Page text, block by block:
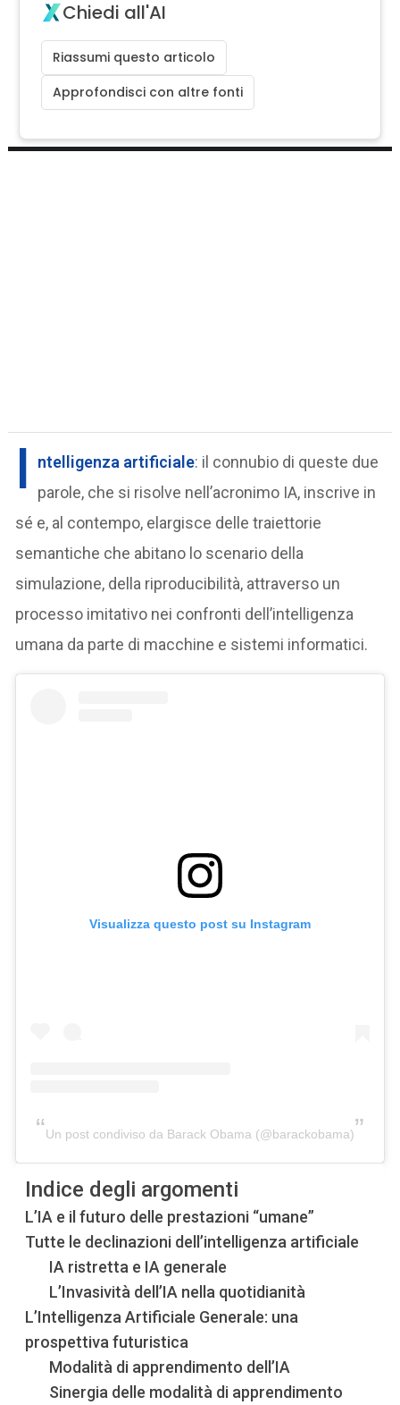
Chiedi all'AI
Riassumi questo articolo
Approfondisci con altre fonti
I ntelligenza artificiale: il connubio di queste due
parole, che si risolve nell’acronimo IA, inscrive in
sé e, al contempo, elargisce delle traiettorie
semantiche che abitano lo scenario della
simulazione, della riproducibilità, attraverso un
processo imitativo nei confronti dell’intelligenza
umana da parte di macchine e sistemi informatici.
Visualizza questo post su Instagram
Un post condiviso da Barack Obama (@barackobama)
Indice degli argomenti
L’IA e il futuro delle prestazioni “umane”
Tutte le declinazioni dell’intelligenza artificiale
IA ristretta e IA generale
L’Invasività dell’IA nella quotidianità
L’Intelligenza Artificiale Generale: una
prospettiva futuristica
Modalità di apprendimento dell’IA
Sinergia delle modalità di apprendimento